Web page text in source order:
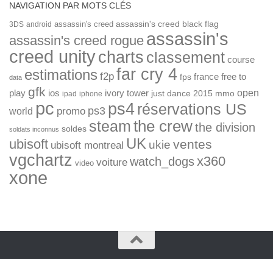
NAVIGATION PAR MOTS CLÉS
3DS android assassin's creed assassin's creed black flag
assassin's creed rogue assassin's
creed unitycharts classement course
data estimations f2p far cry 4 fps france free to
play gfk ios ipad iphone ivory tower just dance 2015 mmo open
world pc promo ps3 ps4réservations US
soldats inconnus soldes steamthe crewthe division
ubisoft ubisoft montreal UK ukie ventes
vgchartz video voiture watch_dogsx360
xone